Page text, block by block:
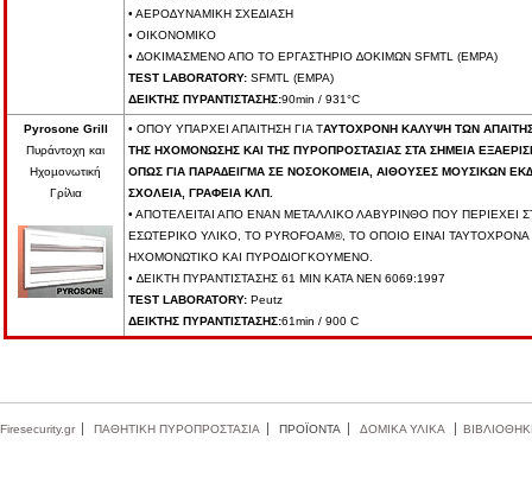
• ΑΕΡΟ∆ΥΝΑΜΙΚΗ ΣΧΕ∆ΙΑΣΗ
• ΟΙΚΟΝΟΜΙΚΟ
• ∆ΟΚΙΜΑΣΜΕΝΟ ΑΠΟ ΤΟ ΕΡΓΑΣΤΗΡΙΟ ∆ΟΚΙΜΩΝ SFMTL (EMPA)
TEST LABORATORY: SFMTL (EMPA)
ΔΕΙΚΤΗΣ ΠΥΡΑΝΤΙΣΤΑΣΗΣ:90min / 931°C
Pyrosone Grill
Πυράντοχη και
Ηχοµονωτική
Γρίλια
• ΟΠΟΥ ΥΠΑΡΧΕΙ ΑΠΑΙΤΗΣΗ ΓΙΑ ΤΑΥΤΟΧΡΟΝΗ ΚΑΛΥΨΗ ΤΩΝ
ΤΗΣ ΗΧΟΜΟΝΩΣΗΣ ΚΑΙ ΤΗΣ ΠΥΡΟΠΡΟΣΤΑΣΙΑΣ ΣΤΑ ΣΗΜΕΙΑ
ΟΠΩΣ ΓΙΑ ΠΑΡΑ∆ΕΙΓΜΑ ΣΕ ΝΟΣΟΚΟΜΕΙΑ, ΑΙΘΟΥΣΕΣ ΜΟΥΣΙΚΩΝ
ΣΧΟΛΕΙΑ, ΓΡΑΦΕΙΑ ΚΛΠ.
• ΑΠΟΤΕΛΕΙΤΑΙ ΑΠΟ ΕΝΑΝ ΜΕΤΑΛΛΙΚΟ ΛΑΒΥΡΙΝΘΟ ΠΟΥ ΠΕΡΙΕΧΕΙ
ΕΣΩΤΕΡΙΚΟ ΥΛΙΚΟ, ΤΟ PYROFOAM®, ΤΟ ΟΠΟΙΟ ΕΙΝΑΙ ΤΑΥΤΟΧΡΟΝΑ
ΗΧΟΜΟΝΩΤΙΚΟ ΚΑΙ ΠΥΡΟ∆ΙΟΓΚΟΥΜΕΝΟ.
• ∆ΕΙΚΤΗ ΠΥΡΑΝΤΙΣΤΑΣΗΣ 61 MIN ΚΑΤΑ ΝΕΝ 6069:1997
TEST LABORATORY: Peutz
ΔΕΙΚΤΗΣ ΠΥΡΑΝΤΙΣΤΑΣΗΣ:61min / 900 C
Firesecurity.gr ΠΑΘΗΤΙΚΗ ΠΥΡΟΠΡΟΣΤΑΣΙΑ ΠΡΟΪΟΝΤΑ ΔΟΜΙΚΑ ΥΛΙΚΑ